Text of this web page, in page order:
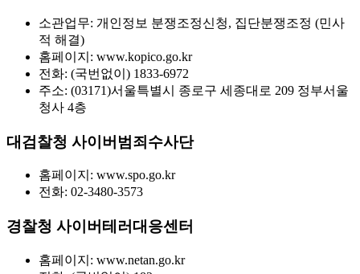
소관업무: 개인정보 분쟁조정신청, 집단분쟁조정 (민사
적 해결)
홈페이지: www.kopico.go.kr
전화: (국번없이) 1833-6972
주소: (03171)서울특별시 종로구 세종대로 209 정부서울
청사 4층
대검찰청 사이버범죄수사단
홈페이지: www.spo.go.kr
전화: 02-3480-3573
경찰청 사이버테러대응센터
홈페이지: www.netan.go.kr